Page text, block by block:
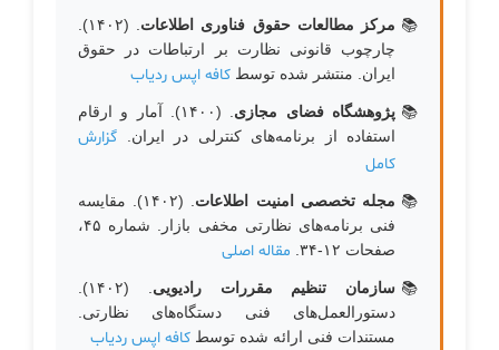
مرکز مطالعات حقوق فناوری اطلاعات
. (۱۴۰۲).
چارچوب قانونی نظارت بر ارتباطات در حقوق
ایران. منتشر شده توسط کافه اپس ردیاب
پژوهشگاه فضای مجازی
. (۱۴۰۰). آمار و ارقام
استفاده از برنامه‌های کنترلی در ایران. گزارش
کامل
مجله تخصصی امنیت اطلاعات
. (۱۴۰۲). مقایسه
فنی برنامه‌های نظارتی مخفی بازار. شماره ۴۵،
صفحات ۱۲-۳۴.
مقاله اصلی
سازمان تنظیم مقررات رادیویی
. (۱۴۰۲).
دستورالعمل‌های فنی دستگاه‌های نظارتی.
مستندات فنی ارائه شده توسط کافه اپس ردیاب